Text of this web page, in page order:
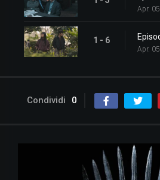
Apr.
1 - 6
Apr.
Condividi 0